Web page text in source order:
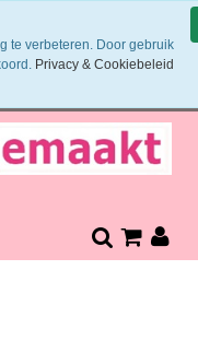
te verbeteren. Door gebruik
Privacy & Cookiebeleid